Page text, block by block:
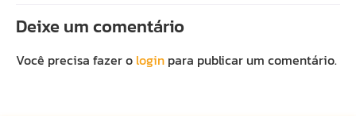
Deixe um comentário
Você precisa fazer o login para publicar um comentário.